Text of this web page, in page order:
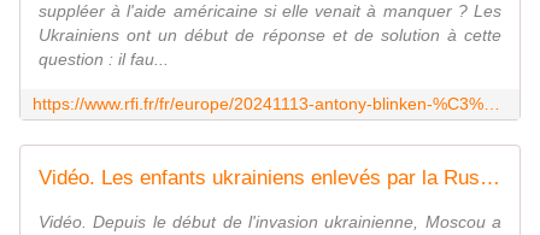
suppléer à l'aide américaine si elle venait à manquer ? Les
Ukrainiens ont un début de réponse et de solution à cette
question : il fau...
Vidéo. Les enfants ukrainiens enlevés par la Russie destinés à servir son armée ?
Vidéo. Depuis le début de l'invasion ukrainienne, Moscou a